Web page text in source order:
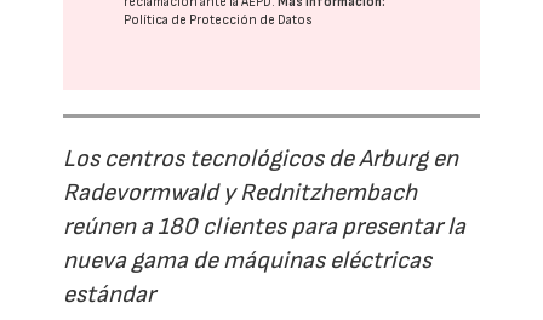
Política de Protección de Datos
Los centros tecnológicos de Arburg en
Radevormwald y Rednitzhembach
reúnen a 180 clientes para presentar la
nueva gama de máquinas eléctricas
estándar